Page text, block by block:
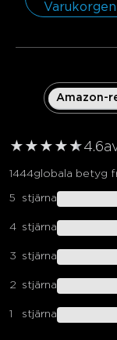
Varukorgen
Amazon-
★ ★ ★ ★ ★
★4.6
1444globala betyg
5 stjärna
4 stjärna
3 stjärna
2 stjärna
1 stjärna